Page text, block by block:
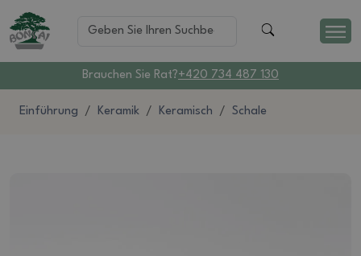
Brauchen Sie Rat?+420 734 487 130
Einführung Keramik Keramisch Schale